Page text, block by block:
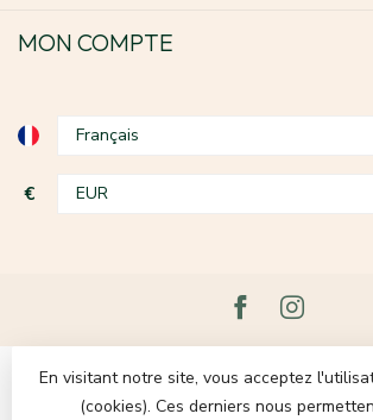
MON COMPTE
€
En visitant notre site, vous acceptez
(cookies). Ces derniers nous